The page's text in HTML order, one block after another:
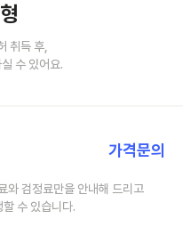
취득 후,
수 있어요.
가격문의
와 검정료만을 안내해 드리고
수 있습니다.